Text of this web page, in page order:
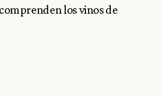
los vinos de